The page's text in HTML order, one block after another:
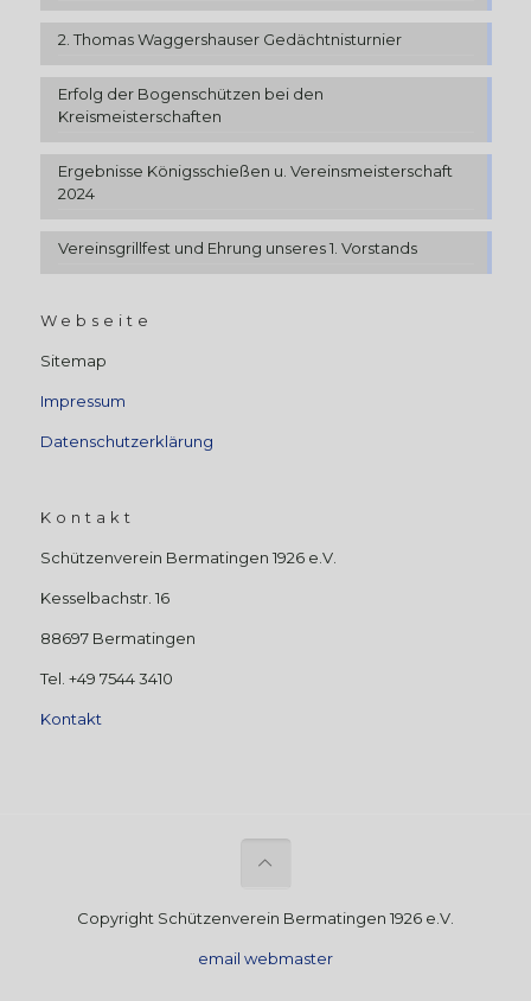
2. Thomas Waggershauser Gedächtnisturnier
Erfolg der Bogenschützen bei den
Kreismeisterschaften
Ergebnisse Königsschießen u. Vereinsmeisterschaft
2024
Vereinsgrillfest und Ehrung unseres 1. Vorstands
Webseite
Sitemap
Impressum
Datenschutzerklärung
Kontakt
Schützenverein Bermatingen 1926 e.V.
Kesselbachstr. 16
88697 Bermatingen
Tel. +49 7544 3410
Kontakt
Copyright Schützenverein Bermatingen 1926 e.V.
email webmaster